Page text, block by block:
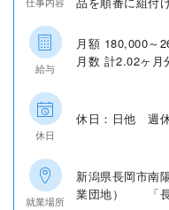
給与
月額 180,000
月数 計2.02ヶ月
休日
休日：日他 週
就業場所
新潟県長岡市南
業団地） 「長